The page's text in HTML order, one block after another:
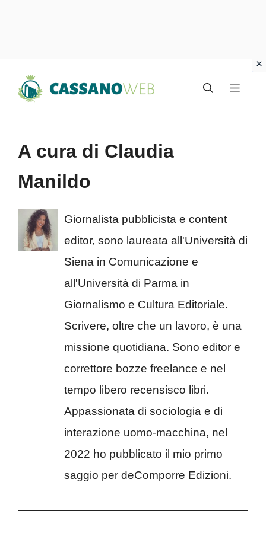
Menu
A cura di Claudia
Manildo
Giornalista pubblicista e content
editor, sono laureata all'Università di
Siena in Comunicazione e
all'Università di Parma in
Giornalismo e Cultura Editoriale.
Scrivere, oltre che un lavoro, è una
missione quotidiana. Sono editor e
correttore bozze freelance e nel
tempo libero recensisco libri.
Appassionata di sociologia e di
interazione uomo-macchina, nel
2022 ho pubblicato il mio primo
saggio per deComporre Edizioni.